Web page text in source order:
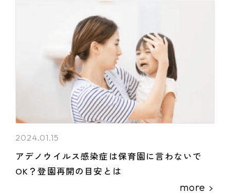
2024.01.15
アデノウイルス感染症は保育園に言わないで
OK？登園再開の目安とは
more